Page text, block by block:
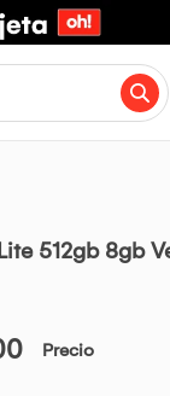
512gb 8gb
Precio